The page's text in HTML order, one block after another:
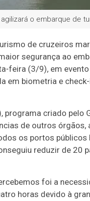
o embarque de
de cruzeiros
segurança ao
feira (3/9), em
em biometria e
programa criado
de outros
os portos
reduzir de 20
foi a
horas devido à